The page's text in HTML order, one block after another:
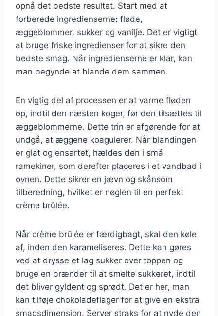
opnå det bedste resultat. Start med at
forberede ingredienserne: fløde,
æggeblommer, sukker og vanilje. Det er vigtigt
at bruge friske ingredienser for at sikre den
bedste smag. Når ingredienserne er klar, kan
man begynde at blande dem sammen.
En vigtig del af processen er at varme fløden
op, indtil den næsten koger, før den tilsættes til
æggeblommerne. Dette trin er afgørende for at
undgå, at æggene koagulerer. Når blandingen
er glat og ensartet, hældes den i små
ramekiner, som derefter placeres i et vandbad i
ovnen. Dette sikrer en jævn og skånsom
tilberedning, hvilket er nøglen til en perfekt
crème brûlée.
Når crème brûlée er færdigbagt, skal den køle
af, inden den karameliseres. Dette kan gøres
ved at drysse et lag sukker over toppen og
bruge en brænder til at smelte sukkeret, indtil
det bliver gyldent og sprødt. Det er her, man
kan tilføje chokoladeflager for at give en ekstra
smagsdimension. Server straks for at nyde den